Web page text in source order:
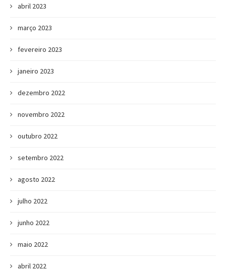
abril 2023
março 2023
fevereiro 2023
janeiro 2023
dezembro 2022
novembro 2022
outubro 2022
setembro 2022
agosto 2022
julho 2022
junho 2022
maio 2022
abril 2022